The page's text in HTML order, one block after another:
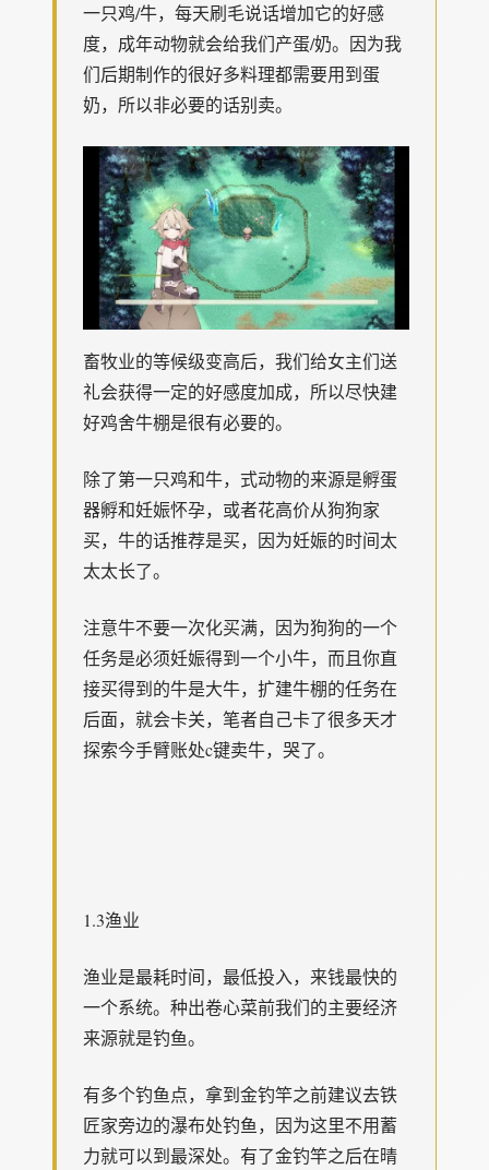
一只鸡/牛，每天刷毛说话增加它的好感
度，成年动物就会给我们产蛋/奶。因为我
们后期制作的很好多料理都需要用到蛋
奶，所以非必要的话别卖。
畜牧业的等候级变高后，我们给女主们送
礼会获得一定的好感度加成，所以尽快建
好鸡舍牛棚是很有必要的。
除了第一只鸡和牛，式动物的来源是孵蛋
器孵和妊娠怀孕，或者花高价从狗狗家
买，牛的话推荐是买，因为妊娠的时间太
太太长了。
注意牛不要一次化买满，因为狗狗的一个
任务是必须妊娠得到一个小牛，而且你直
接买得到的牛是大牛，扩建牛棚的任务在
后面，就会卡关，笔者自己卡了很多天才
探索今手臂账处c键卖牛，哭了。
1.3渔业
渔业是最耗时间，最低投入，来钱最快的
一个系统。种出卷心菜前我们的主要经济
来源就是钓鱼。
有多个钓鱼点，拿到金钓竿之前建议去铁
匠家旁边的瀑布处钓鱼，因为这里不用蓄
力就可以到最深处。有了金钓竿之后在晴